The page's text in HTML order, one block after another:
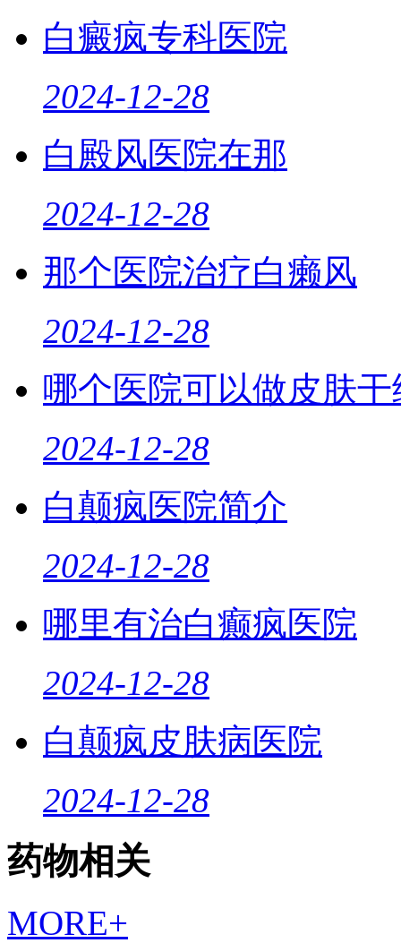
白癜疯专科医院
2024-12-28
白殿风医院在那
2024-12-28
那个医院治疗白癞风
2024-12-28
哪个医院可以做皮肤
2024-12-28
白颠疯医院简介
2024-12-28
哪里有治白癫疯医院
2024-12-28
白颠疯皮肤病医院
2024-12-28
药物相关
MORE+